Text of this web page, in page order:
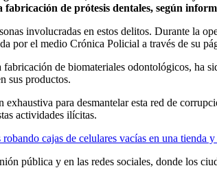
de prótesis dentales, según
involucradas en estos delitos. Durante la
por el medio Crónica Policial a través de su
de biomateriales odontológicos, ha
sus productos.
para desmantelar esta red de
actividades ilícitas.
cajas de celulares vacías en una tienda
pública y en las redes sociales, donde los